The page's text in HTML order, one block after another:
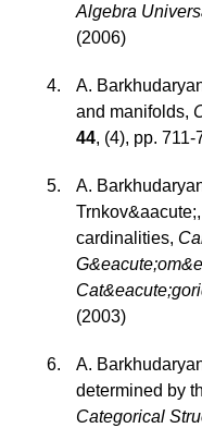
Algebra
(2006)
A.
and manifolds,
44, (4), pp. 711-
A.
Trnkov&aacute;,
cardinalities,
(2003)
A.
determined by
Categorical